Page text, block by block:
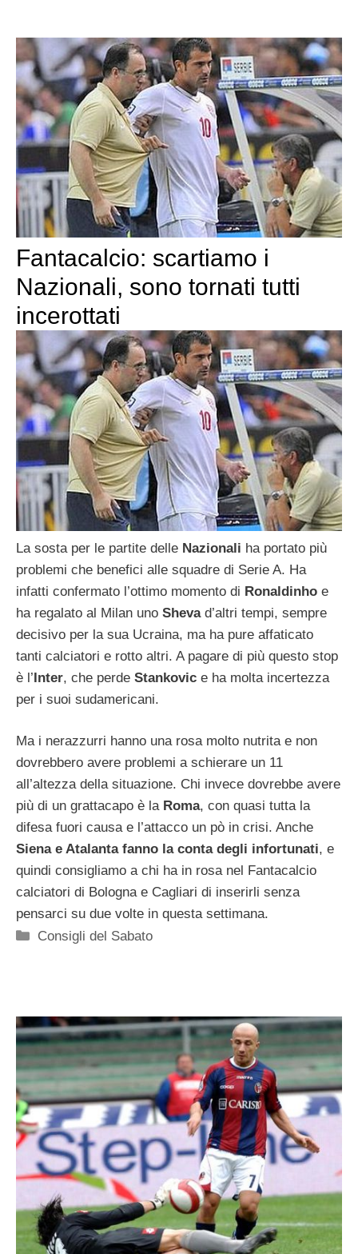
Fantacalcio: scartiamo i
Nazionali, sono tornati tutti
incerottati
La sosta per le partite delle Nazionali ha portato più
problemi che benefici alle squadre di Serie A. Ha
infatti confermato l’ottimo momento di Ronaldinho e
ha regalato al Milan uno Sheva d’altri tempi, sempre
decisivo per la sua Ucraina, ma ha pure affaticato
tanti calciatori e rotto altri. A pagare di più questo stop
è l’Inter, che perde Stankovic e ha molta incertezza
per i suoi sudamericani.
Ma i nerazzurri hanno una rosa molto nutrita e non
dovrebbero avere problemi a schierare un 11
all’altezza della situazione. Chi invece dovrebbe avere
più di un grattacapo è la Roma, con quasi tutta la
difesa fuori causa e l’attacco un pò in crisi. Anche
Siena e Atalanta fanno la conta degli infortunati, e
quindi consigliamo a chi ha in rosa nel Fantacalcio
calciatori di Bologna e Cagliari di inserirli senza
pensarci su due volte in questa settimana.
Categorie
Consigli del Sabato